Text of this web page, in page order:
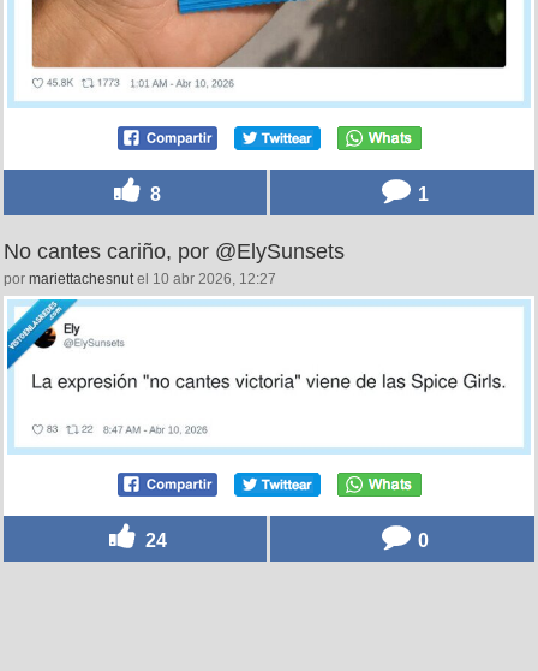
8 1
No cantes cariño, por @ElySunsets
por mariettachesnutel 10 abr 2026, 12:27
24 0